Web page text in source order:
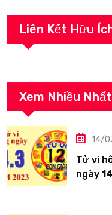
Liên Kết Hữu
Xem Nhiều Nhất
14/
Tử vi
ngày